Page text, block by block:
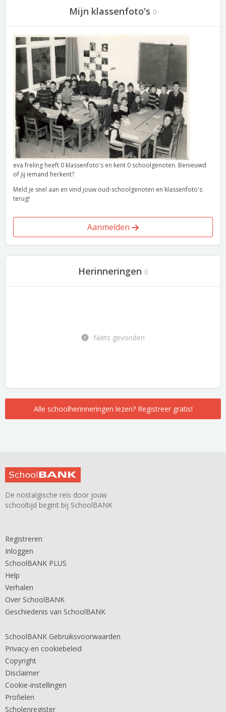
Mijn klassenfoto's 0
eva freling heeft 0 klassenfoto's en kent 0 schoolgenoten. Benieuwd
of jij iemand herkent?
Meld je snel aan en vind jouw oud-schoolgenoten en klassenfoto's
terug!
Aanmelden
Herinneringen 0
Niets gevonden
Alle schoolherinneringen lezen? Registreer gratis!
De nostalgische reis door jouw
schooltijd begint bij SchoolBANK
Registreren
Inloggen
SchoolBANK PLUS
Help
Verhalen
Over SchoolBANK
Geschiedenis van SchoolBANK
SchoolBANK Gebruiksvoorwaarden
Privacy-en cookiebeleid
Copyright
Disclaimer
Cookie-instellingen
Profielen
Scholenregister